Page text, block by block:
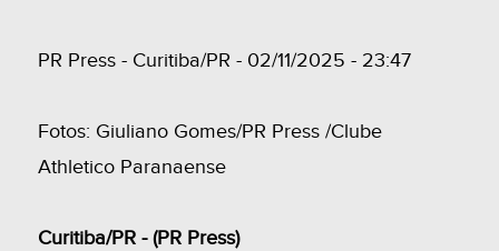
PR Press - Curitiba/PR - 02/11/2025 - 23:47
Fotos: Giuliano Gomes/PR Press /Clube
Athletico Paranaense
Curitiba/PR - (PR Press)